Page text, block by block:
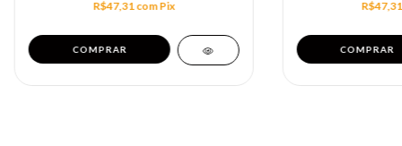
R$47,31comPix
COMPRAR COMPRAR